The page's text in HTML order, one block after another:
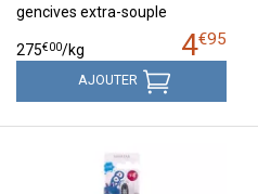
gencives extra-souple
4€95
275€00/kg
AJOUTER